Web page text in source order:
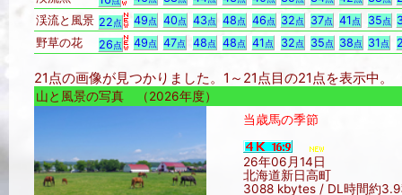
渓流と風景 22点 49点 40点 43点 48点 46点 32点 37点 41点 35点
野草の花
26点 49点 47点 48点 48点 41点 32点 35点 38点 31点
21点の画像が見つかりました。1～21点目の21点を表示中
山と風景の写真 （2026年度）
当歳馬の季節
26年06月14日
北海道新日高町
3088 kbytes / DL時間約